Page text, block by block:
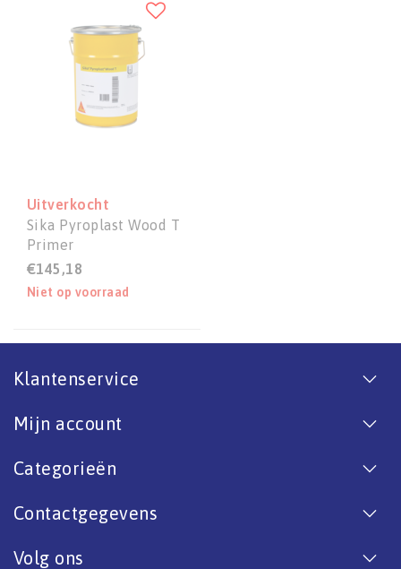
Uitverkocht
Sika Pyroplast Wood T
Primer
€145,18
Niet op voorraad
Klantenservice
Mijn account
Categorieën
Contactgegevens
Volg ons